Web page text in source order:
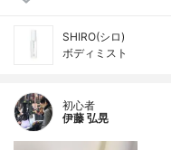
SHIRO(シロ)
ボディミスト
初心者
伊藤 弘晃